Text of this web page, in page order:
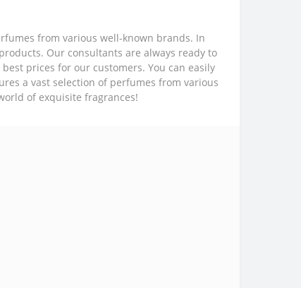
from various well-known brands. In
Our consultants are always ready to
prices for our customers. You can easily
a vast selection of perfumes from various
of exquisite fragrances!